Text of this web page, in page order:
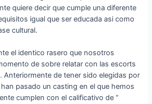
quiere decir que cumple una diferente
igual que ser educada asi­ como
cultural.
el identico rasero que nosotros
de sobre relatar con las escorts
Anteriormente de tener sido elegidas por
pasado un casting en el que hemos
cumplen con el calificativo de “